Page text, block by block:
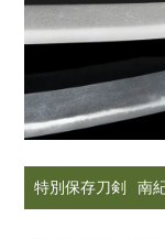
特別保存刀剣 南